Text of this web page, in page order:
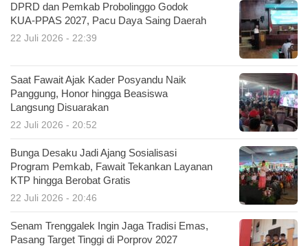
DPRD dan Pemkab Probolinggo Godok
KUA-PPAS 2027, Pacu Daya Saing Daerah
22 Juli 2026 - 22:39
Saat Fawait Ajak Kader Posyandu Naik
Panggung, Honor hingga Beasiswa
Langsung Disuarakan
22 Juli 2026 - 20:52
Bunga Desaku Jadi Ajang Sosialisasi
Program Pemkab, Fawait Tekankan Layanan
KTP hingga Berobat Gratis
22 Juli 2026 - 20:46
Senam Trenggalek Ingin Jaga Tradisi Emas,
Pasang Target Tinggi di Porprov 2027